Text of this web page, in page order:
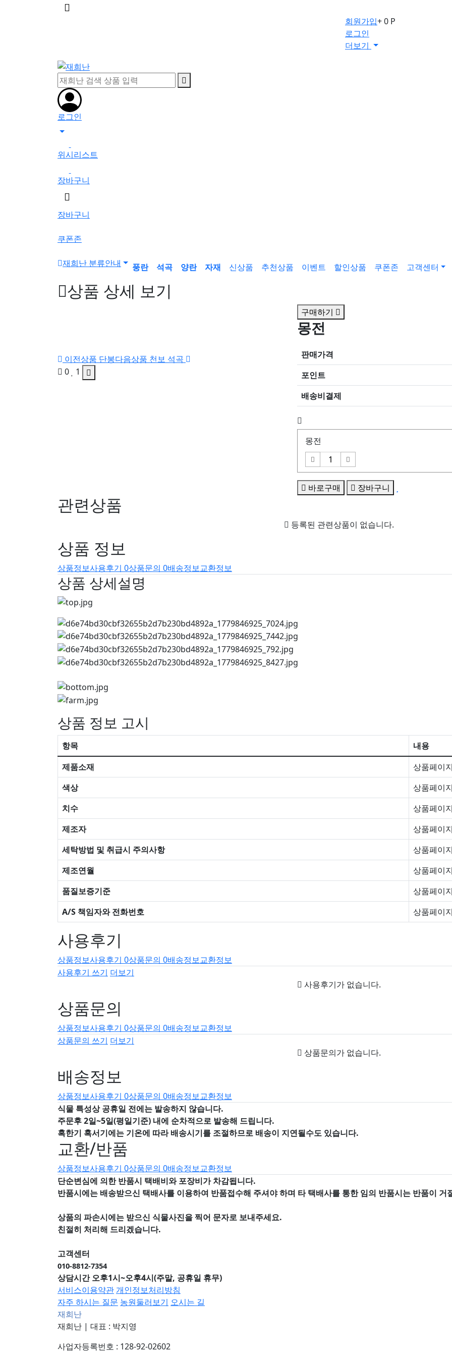
메
회원가입+ 0 P
로그인
더보기
로그인
위시리스트
장바구니
검
버
장바구니
쿠폰존
재희난 분류안내 풍란 석곡 양란 자재 신상품 추천상품 이벤트 할인상품 쿠폰존 고객센터
상품 상세 보기
이전상품 단봉다음상품 천보 석곡
0
1
구매하기
몽전
판매가격
포인트
배송비결제
몽전
바로구매 장바구니
관련상품
등록된 관련상품이 없습니다.
상품 정보
상품정보사용후기 0상품문의 0배송정보교환정보
상품 상세설명
상품 정보 고시
항목
내용
제품소재
상품페이
색상
상품페이
치수
상품페이
제조자
상품페이
세탁방법 및 취급시 주의사항
상품페이
제조연월
상품페이
품질보증기준
상품페이
A/S 책임자와 전화번호
상품페이
사용후기
상품정보사용후기 0상품문의 0배송정보교환정보
사용후기 쓰기 더보기
사용후기가 없습니다.
상품문의
상품정보사용후기 0상품문의 0배송정보교환정보
상품문의 쓰기 더보기
상품문의가 없습니다.
배송정보
상품정보사용후기 0상품문의 0배송정보교환정보
식물 특성상 공휴일 전에는 발송하지 않습니다.
주문후 2일~5일(평일기준) 내에 순차적으로 발송해 드립니다.
혹한기 혹서기에는 기온에 따라 배송시기를 조절하므로 배송이 지연될수도 있습니다.
교환/반품
상품정보사용후기 0상품문의 0배송정보교환정보
단순변심에 의한 반품시 택배비와 포장비가 차감됩니다.
반품시에는 배송받으신 택배사를 이용하여 반품접수해 주셔야 하며 타 택배사를 통한 임의 반품시는 반품이 거
상품의 파손시에는 받으신 식물사진을 찍어 문자로 보내주세요.
친절히 처리해 드리겠습니다.
고객센터
010-8812-7354
상담시간 오후1시~오후4시(주말, 공휴일 휴무)
서비스이용약관 개인정보처리방침
자주 하시는 질문 농원둘러보기 오시는 길
재희난
재희난 | 대표 : 박지영
사업자등록번호 : 128-92-02602